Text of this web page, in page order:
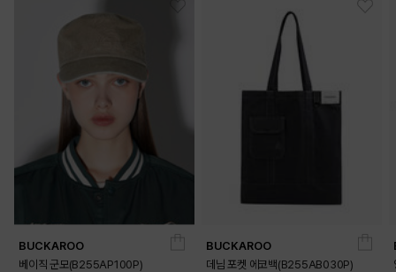
BUCKAROO
베이직 군모(B255AP100P)
BUCKAROO
데님 포켓 에코백(B255AB030P)